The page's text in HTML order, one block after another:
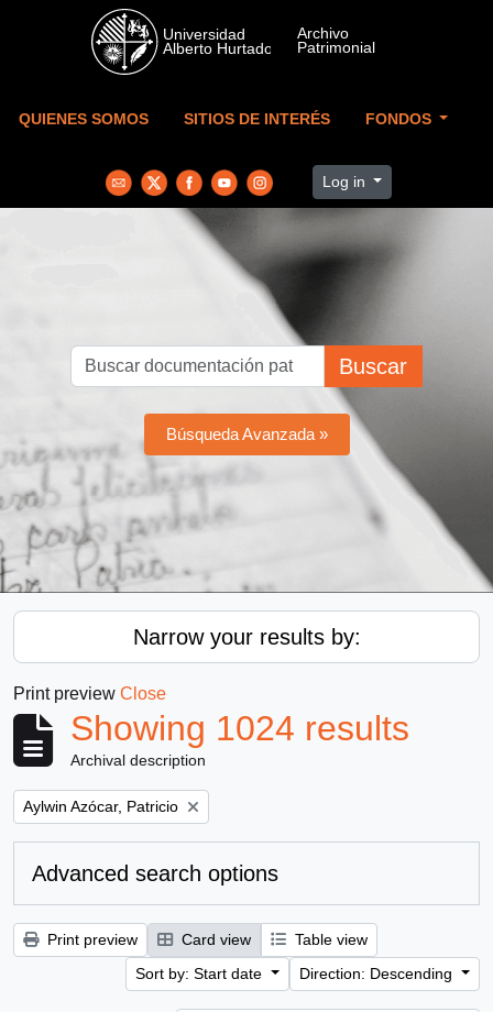
Skip to main content
QUIENES SOMOS SITIOS DE INTERÉS FONDOS
Log in
Buscar
Búsqueda Avanzada »
Narrow your results by:
Print preview Close
Showing 1024 results
Archival description
Remove filter:
Aylwin Azócar, Patricio
Advanced search options
Print preview Card view
Table view
Sort by: Start date
Direction: Descending